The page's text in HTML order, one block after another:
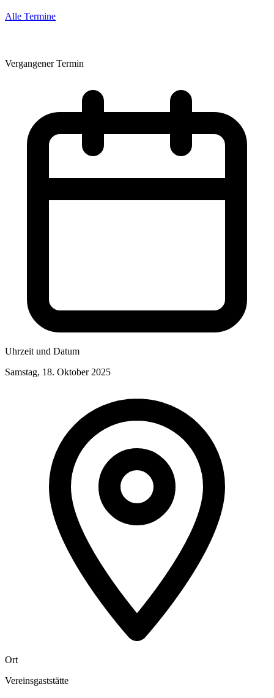
Alle Termine
Vergangener Termin
Uhrzeit und Datum
Samstag, 18. Oktober 2025
Ort
Vereinsgaststätte